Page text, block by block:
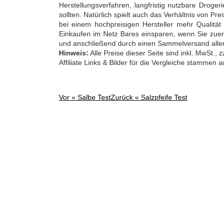
Herstellungsverfahren, langfristig nutzbare
sollten. Natürlich spielt auch das Verhältnis von
bei einem hochpreisigen Hersteller mehr
Einkaufen im Netz Bares einsparen, wenn Sie
und anschließend durch einen Sammelversand
Hinweis: Alle Preise dieser Seite sind inkl. MwSt.,
Affiliate Links & Bilder für die Vergleiche stammen
Post
Vor » Salbe TestZurück « Salzpfeife Test